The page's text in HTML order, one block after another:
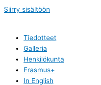
Siirry sisältöön
Tiedotteet
Galleria
Henkilökunta
Erasmus+
In English